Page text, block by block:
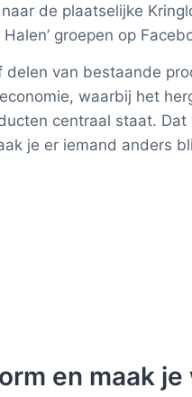
de plaatselijke
groepen op
delen van bestaande
waarbij het
centraal staat.
je er iemand anders
en maak